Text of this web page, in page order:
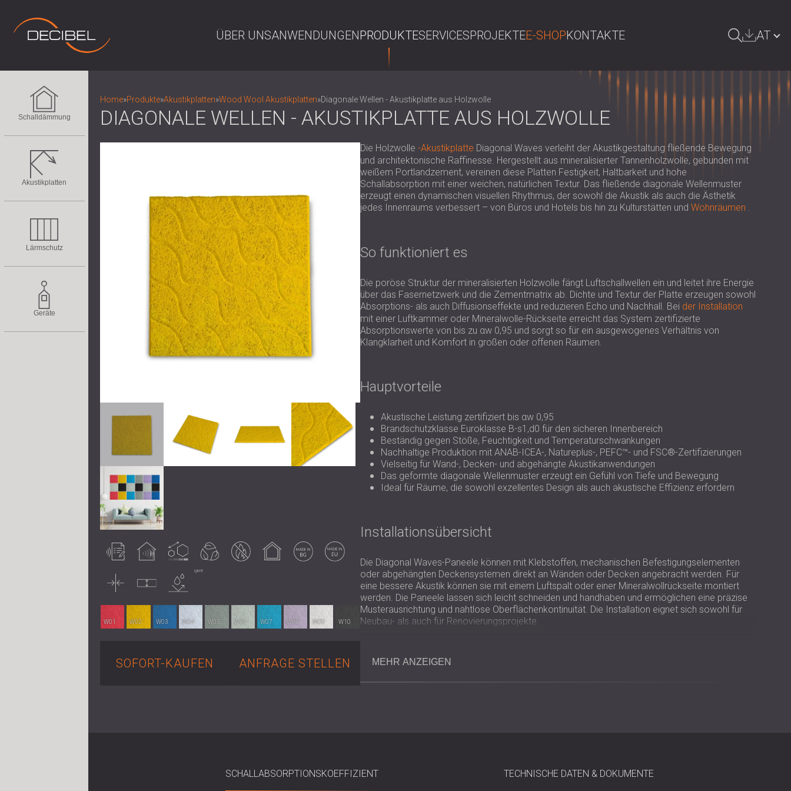
ÜBER UNSANWENDUNGENPRODUKTESERVICESPROJEKTEE-SHOPKONTAKTE AT
SRBIJA | RS
ROMÂNIA | RO
POLAND | PL
SOUTH AFRICA | ZA
Schalldämmung
Akustikplatten
Lärmschutz
Geräte
Home»Produkte»Akustikplatten»Wood Wool Akustikplatten»Diagonale Wellen - Akustikplatte aus Holzwolle
DIAGONALE WELLEN - AKUSTIKPLATTE AUS HOLZWOLLE
getestet
Wirkung
im
Innenbereich
Bulgaria
Wasserbeständigkeit
W01 W02 W03 W04 W05 W06 W07 W08 W09 W10
SOFORT-KAUFEN ANFRAGE STELLEN
Die Holzwolle -Akustikplatte Diagonal Waves verleiht der Akustikgestaltung fließende Bewegung
und architektonische Raffinesse. Hergestellt aus mineralisierter Tannenholzwolle, gebunden mit
weißem Portlandzement, vereinen diese Platten Festigkeit, Haltbarkeit und hohe
Schallabsorption mit einer weichen, natürlichen Textur. Das fließende diagonale Wellenmuster
erzeugt einen dynamischen visuellen Rhythmus, der sowohl die Akustik als auch die Ästhetik
jedes Innenraums verbessert – von Büros und Hotels bis hin zu Kulturstätten und Wohnräumen .
So funktioniert es
Die poröse Struktur der mineralisierten Holzwolle fängt Luftschallwellen ein und leitet ihre Energie
über das Fasernetzwerk und die Zementmatrix ab. Dichte und Textur der Platte erzeugen sowohl
Absorptions- als auch Diffusionseffekte und reduzieren Echo und Nachhall. Bei der Installation
mit einer Luftkammer oder Mineralwolle-Rückseite erreicht das System zertifizierte
Absorptionswerte von bis zu αw 0,95 und sorgt so für ein ausgewogenes Verhältnis von
Klangklarheit und Komfort in großen oder offenen Räumen.
Hauptvorteile
Akustische Leistung zertifiziert bis αw 0,95
Brandschutzklasse Euroklasse B-s1,d0 für den sicheren Innenbereich
Beständig gegen Stöße, Feuchtigkeit und Temperaturschwankungen
Nachhaltige Produktion mit ANAB-ICEA-, Natureplus-, PEFC™- und FSC®-Zertifizierungen
Vielseitig für Wand-, Decken- und abgehängte Akustikanwendungen
Das geformte diagonale Wellenmuster erzeugt ein Gefühl von Tiefe und Bewegung
Ideal für Räume, die sowohl exzellentes Design als auch akustische Effizienz erfordern
Installationsübersicht
Die Diagonal Waves-Paneele können mit Klebstoffen, mechanischen Befestigungselementen
oder abgehängten Deckensystemen direkt an Wänden oder Decken angebracht werden. Für
eine bessere Akustik können sie mit einem Luftspalt oder einer Mineralwollrückseite montiert
werden. Die Paneele lassen sich leicht schneiden und handhaben und ermöglichen eine präzise
Musterausrichtung und nahtlose Oberflächenkontinuität. Die Installation eignet sich sowohl für
Neubau- als auch für Renovierungsprojekte.
Wichtige Spezifikationen
MEHR ANZEIGEN
SCHALLABSORPTIONSKOEFFIZIENT TECHNISCHE DATEN & DOKUMENTE